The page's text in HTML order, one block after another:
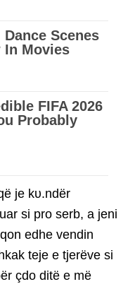
je kυ.ndër
si pro serb, a jeni
edhe vendin
teje e tjerëve si
çdo ditë e më